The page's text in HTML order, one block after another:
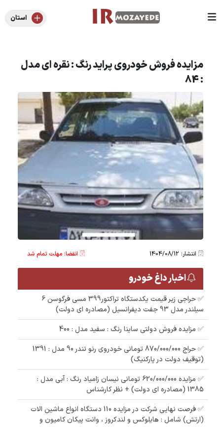
استان
مزایده فروش خودروی پراید رنگ : نقره ای مدل
: 84
انتشار: 1404/08/12 انقضا: مهلت تمام شد
اخبار داغ خودرو
✅ حراجی زیر قیمت یکدستگاه تراکتور399 مسی فرگوسن 6
سیلندر مدل 93 جفت دیفرانسیل (مصادره ای دولت)
✅ مزایده فروش دولتی ساینا رنگ : سفید مدل : 400
✅ حراج 870/000/000 تومانی خودروی رنو تندر 90 مدل : 1391
(توقیف دولت در پارکنیگ)
✅ مزایده 620/000/000 تومانی نیسان زامیاد رنگ : آبی مدل :
1385 (مصادره ای دولت) + نظر کارشناس
✅ فرصت نهایی شرکت در مزایده 110 دستگاه انواع ماشین الات
(ارتش) شامل : هایلوکس و لندکروز ، وانت پیکان کامیون و